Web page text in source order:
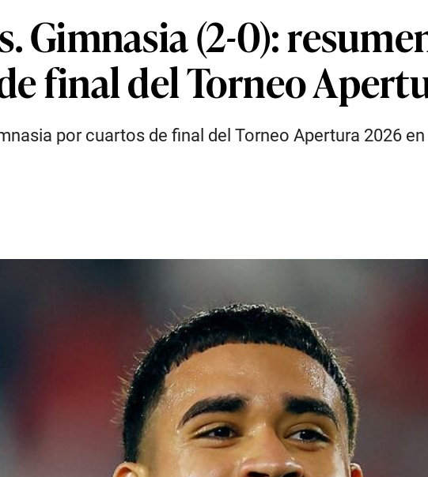
Gimnasia (2-0):
final del Torneo
por cuartos de final del Torneo Apertura 2026